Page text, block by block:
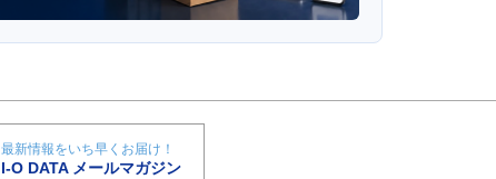
最新情報をいち早くお届け！
I-O DATA メールマガジン